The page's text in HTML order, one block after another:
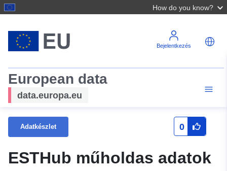
How do you know?
Bejelentkezés
European data
data.europa.eu
Adatkészlet 0
ESTHub műholdas adatok